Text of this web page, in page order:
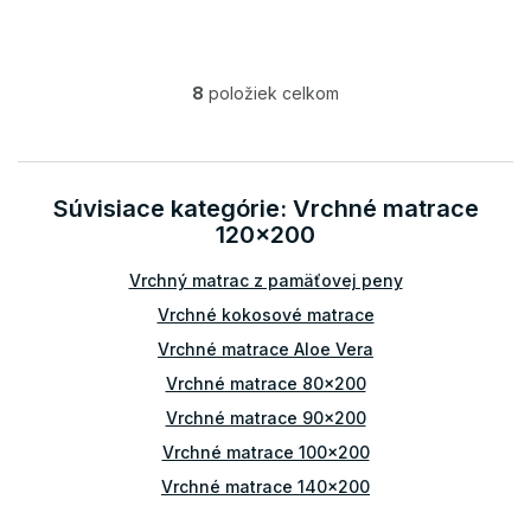
O
á
a
c
e
r
v
y
v
p
i
8 položiek celkom
Súvisiace kategórie: Vrchné matrace
120x200
Vrchný matrac z pamäťovej peny
Vrchné kokosové matrace
Vrchné matrace Aloe Vera
Vrchné matrace 80x200
Vrchné matrace 90x200
Vrchné matrace 100x200
Vrchné matrace 140x200